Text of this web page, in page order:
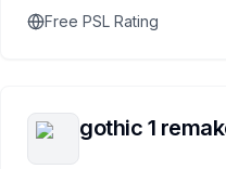
Free PSL Rating
gothic 1